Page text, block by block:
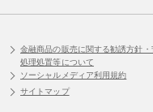
金融商品の販売に関する勧誘方針・
処理処置等について
ソーシャルメディア利用規約
サイトマップ